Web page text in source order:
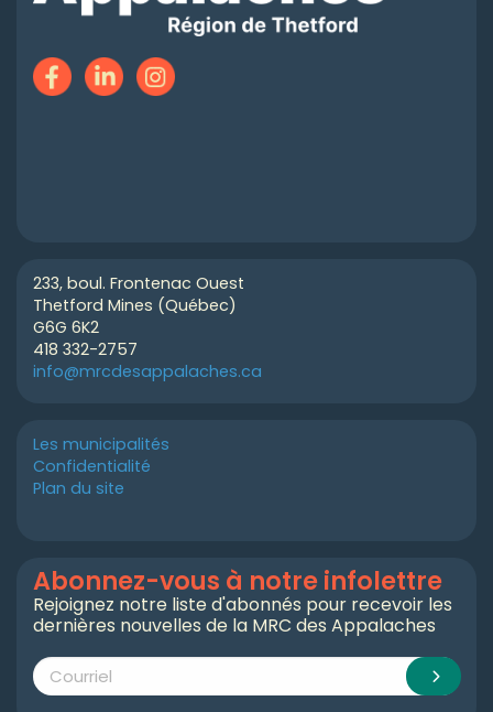
233, boul. Frontenac Ouest
Thetford Mines (Québec)
G6G 6K2
418 332-2757
info@mrcdesappalaches.ca
Les municipalités
Confidentialité
Plan du site
Abonnez-vous à notre infolettre
Rejoignez notre liste d'abonnés pour recevoir les
dernières nouvelles de la MRC des Appalaches